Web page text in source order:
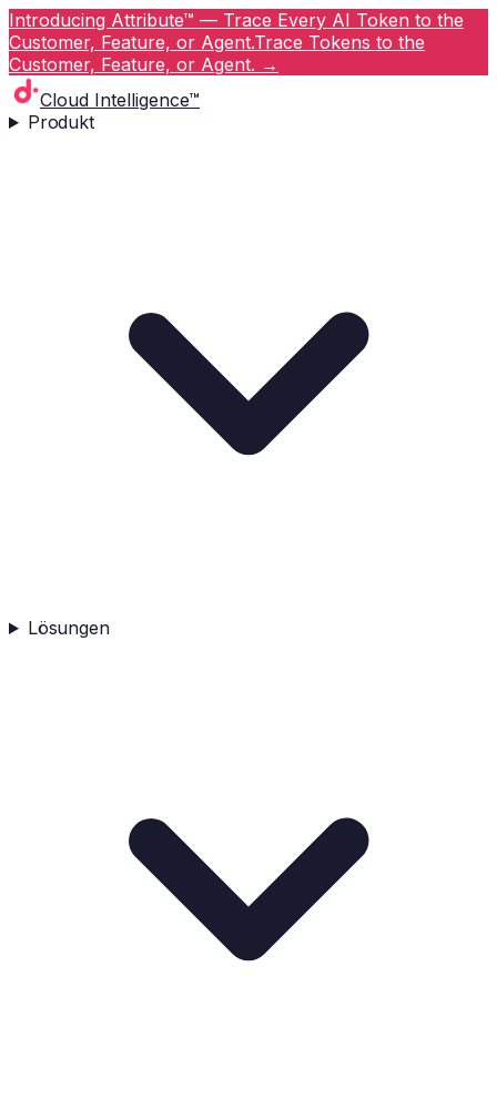
Introducing Attribute™ — Trace Every AI Token to the
Customer, Feature, or Agent.Trace Tokens to the
Customer, Feature, or Agent. →
Cloud Intelligence™
Produkt
Lösungen